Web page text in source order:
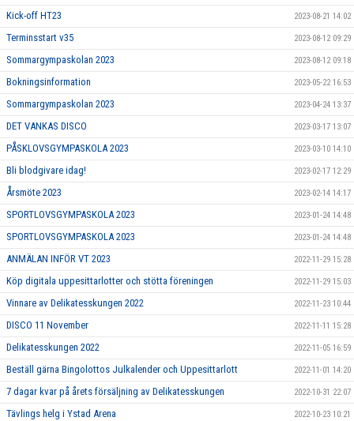
Kick-off HT23 2023-08-21 14:02
Terminsstart v35 2023-08-12 09:29
Sommargympaskolan 2023 2023-08-12 09:18
Bokningsinformation 2023-05-22 16:53
Sommargympaskolan 2023 2023-04-24 13:37
DET VANKAS DISCO 2023-03-17 13:07
PÅSKLOVSGYMPASKOLA 2023 2023-03-10 14:10
Bli blodgivare idag! 2023-02-17 12:29
Årsmöte 2023 2023-02-14 14:17
SPORTLOVSGYMPASKOLA 2023 2023-01-24 14:48
SPORTLOVSGYMPASKOLA 2023 2023-01-24 14:48
ANMÄLAN INFÖR VT 2023 2022-11-29 15:28
Köp digitala uppesittarlotter och stötta föreningen 2022-11-29 15:03
Vinnare av Delikatesskungen 2022 2022-11-23 10:44
DISCO 11 November 2022-11-11 15:28
Delikatesskungen 2022 2022-11-05 16:59
Beställ gärna Bingolottos Julkalender och Uppesittarlott 2022-11-01 14:20
7 dagar kvar på årets försäljning av Delikatesskungen 2022-10-31 22:07
Tävlings helg i Ystad Arena 2022-10-23 10:21